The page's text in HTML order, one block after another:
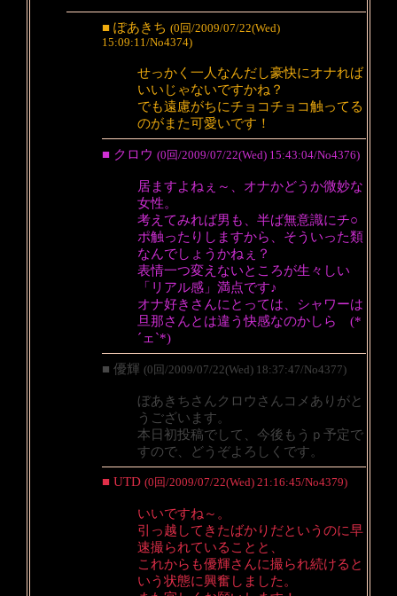
■ ぽあきち (0回/2009/07/22(Wed)
15:09:11/No4374)
せっかく一人なんだし豪快にオナれば
いいじゃないですかね？
でも遠慮がちにチョコチョコ触ってる
のがまた可愛いです！
■ クロウ (0回/2009/07/22(Wed) 15:43:04/No4376)
居ますよねぇ～、オナかどうか微妙な
女性。
考えてみれば男も、半ば無意識にチ○
ポ触ったりしますから、そういった類
なんでしょうかねぇ？
表情一つ変えないところが生々しい
「リアル感」満点です♪
オナ好きさんにとっては、シャワーは
旦那さんとは違う快感なのかしら (*
´ェ`*)
■ 優輝 (0回/2009/07/22(Wed) 18:37:47/No4377)
ぼあきちさんクロウさんコメありがと
うございます。
本日初投稿でして、今後もうｐ予定で
すので、どうぞよろしくです。
■ UTD (0回/2009/07/22(Wed) 21:16:45/No4379)
いいですね～。
引っ越してきたばかりだというのに早
速撮られていることと、
これからも優輝さんに撮られ続けると
いう状態に興奮しました。